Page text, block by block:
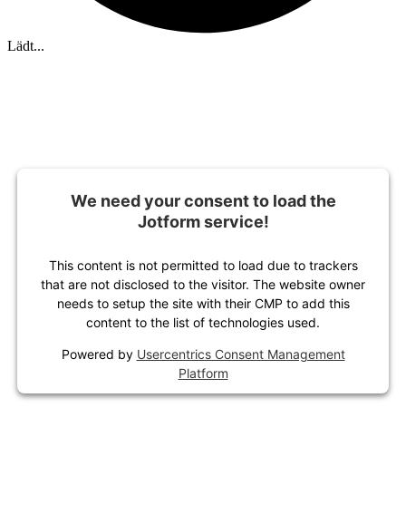
Lädt...
We need your consent to load the
Jotform service!
This content is not permitted to load due to trackers
that are not disclosed to the visitor. The website owner
needs to setup the site with their CMP to add this
content to the list of technologies used.
Powered by Usercentrics Consent Management
Platform